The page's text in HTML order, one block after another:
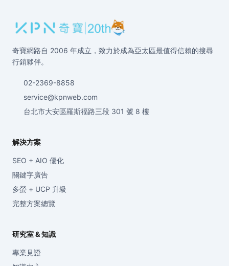
奇寶網路自 2006 年成立，致力於成為亞太區最值得信賴的搜尋
行銷夥伴。
02-2369-8858
service@kpnweb.com
台北市大安區羅斯福路三段 301 號 8 樓
解決方案
SEO + AIO 優化
關鍵字廣告
多螢 + UCP 升級
完整方案總覽
研究室 & 知識
專業見證